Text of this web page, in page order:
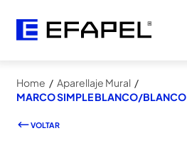
Home / Aparellaje Mural /
MARCO SIMPLE BLANCO/BLANCO
VOLTAR